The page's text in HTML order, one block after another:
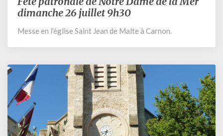
patronale
Notre
la
Mer
dimanche
26
juillet
9h30
dimanche 26 juillet 9h30
Messe en l’église Saint Jean de Malte à Carnon.